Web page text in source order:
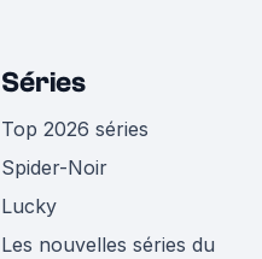
Séries
Top 2026 séries
Spider-Noir
Lucky
Les nouvelles séries du